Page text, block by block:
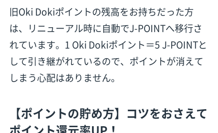
旧Oki Dokiポイントの残高をお持ちだった方
は、リニューアル時に自動でJ-POINTへ移行さ
れています。1 Oki Dokiポイント＝5 J-POINTと
して引き継がれているので、ポイントが消えて
しまう心配はありません。
【ポイントの貯め方】コツをおさえて